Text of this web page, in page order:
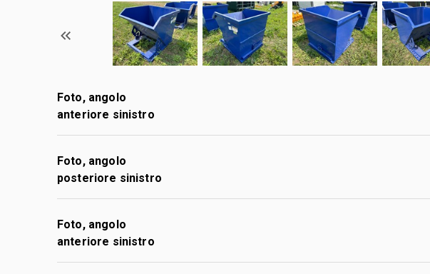
Foto, angolo
anteriore sinistro
Foto, angolo
posteriore sinistro
Foto, angolo
anteriore sinistro